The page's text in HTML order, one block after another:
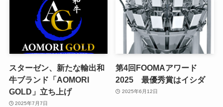
スターゼン、新たな輸出和
牛ブランド「AOMORI
GOLD」立ち上げ
2025年7月7日
第4回FOOMAアワード
2025 最優秀賞はイシダ
2025年6月12日